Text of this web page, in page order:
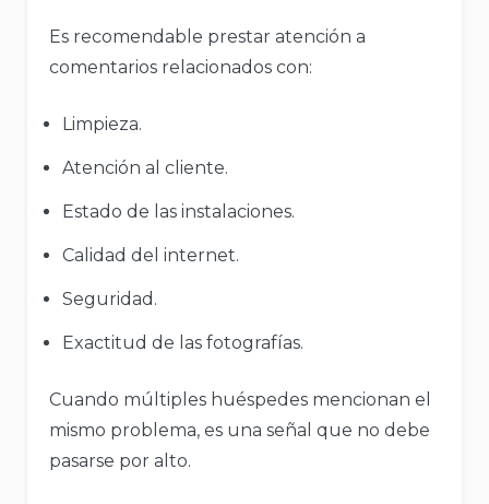
Es recomendable prestar atención a
comentarios relacionados con:
Limpieza.
Atención al cliente.
Estado de las instalaciones.
Calidad del internet.
Seguridad.
Exactitud de las fotografías.
Cuando múltiples huéspedes mencionan el
mismo problema, es una señal que no debe
pasarse por alto.